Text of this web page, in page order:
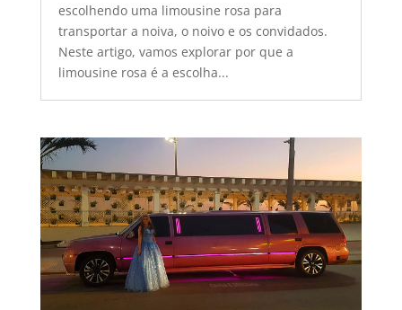
escolhendo uma limousine rosa para
transportar a noiva, o noivo e os convidados.
Neste artigo, vamos explorar por que a
limousine rosa é a escolha...